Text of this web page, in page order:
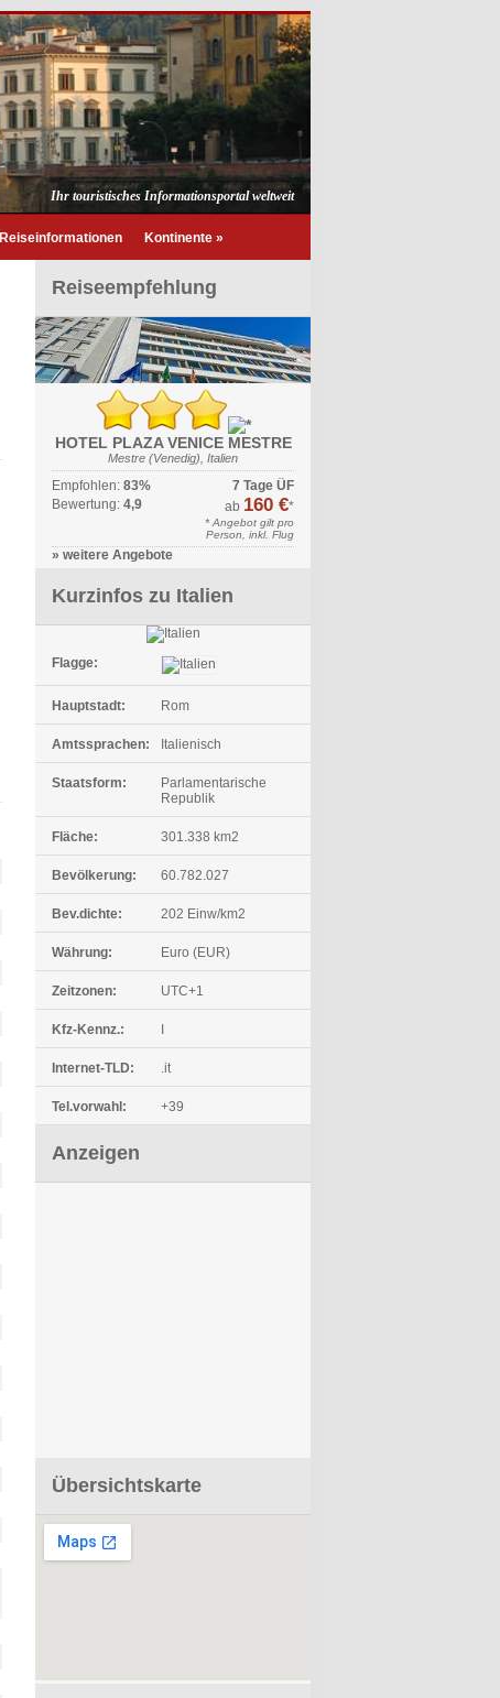
Ihr touristisches Informationsportal weltweit
Reiseinformationen Kontinente »
Reiseempfehlung
HOTEL PLAZA VENICE MESTRE
Mestre (Venedig), Italien
Empfohlen: 83%
Bewertung: 4,9
7 Tage ÜF
ab 160 €*
* Angebot gilt pro
Person, inkl. Flug
» weitere Angebote
Kurzinfos zu Italien
Flagge:
Hauptstadt: Rom
Amtssprachen: Italienisch
Staatsform:
Parlamentarische
Republik
Fläche: 301.338 km2
Bevölkerung: 60.782.027
Bev.dichte: 202 Einw/km2
Währung: Euro (EUR)
Zeitzonen: UTC+1
Kfz-Kennz.:
Internet-TLD: .it
Tel.vorwahl: +39
Anzeigen
Übersichtskarte